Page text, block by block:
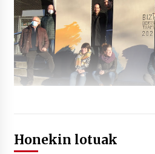
Honekin lotuak